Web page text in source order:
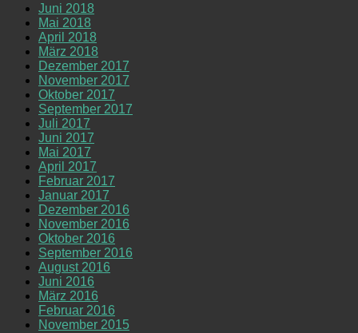
Juni 2018
Mai 2018
April 2018
März 2018
Dezember 2017
November 2017
Oktober 2017
September 2017
Juli 2017
Juni 2017
Mai 2017
April 2017
Februar 2017
Januar 2017
Dezember 2016
November 2016
Oktober 2016
September 2016
August 2016
Juni 2016
März 2016
Februar 2016
November 2015